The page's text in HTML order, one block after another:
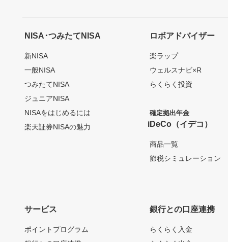
NISA･つみたてNISA
新NISA
一般NISA
つみたてNISA
ジュニアNISA
NISAをはじめるには
楽天証券NISAの魅力
ロボアドバイザー
楽ラップ
ウェルスナビ×R
らくらく投資
確定拠出年金
iDeCo（イデコ）
商品一覧
節税シミュレーション
サービス
ポイントプログラム
銀行との口座連携
らくらく入金